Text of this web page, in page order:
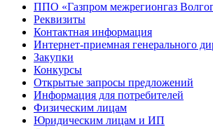
ППО «Газпром межрегионгаз
Реквизиты
Контактная информация
Интернет-приемная генерального
Закупки
Конкурсы
Открытые запросы предложений
Информация для потребителей
Физическим лицам
Юридическим лицам и ИП